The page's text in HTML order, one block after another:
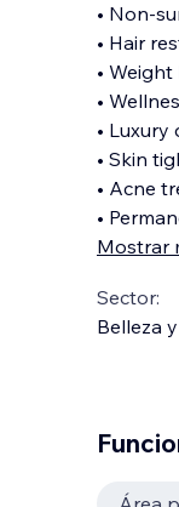
• Non-
• Hair
•
•
•
• Skin
• Acne
•
Mostrar
Sector:
Belleza